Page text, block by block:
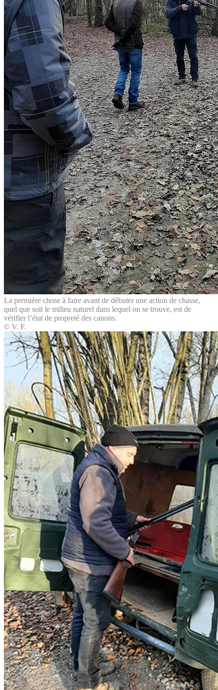
La première chose à faire avant de débuter une action de chasse,
quel que soit le milieu naturel dans lequel on se trouve, est de
vérifier l’état de propreté des canons.
© V. F.